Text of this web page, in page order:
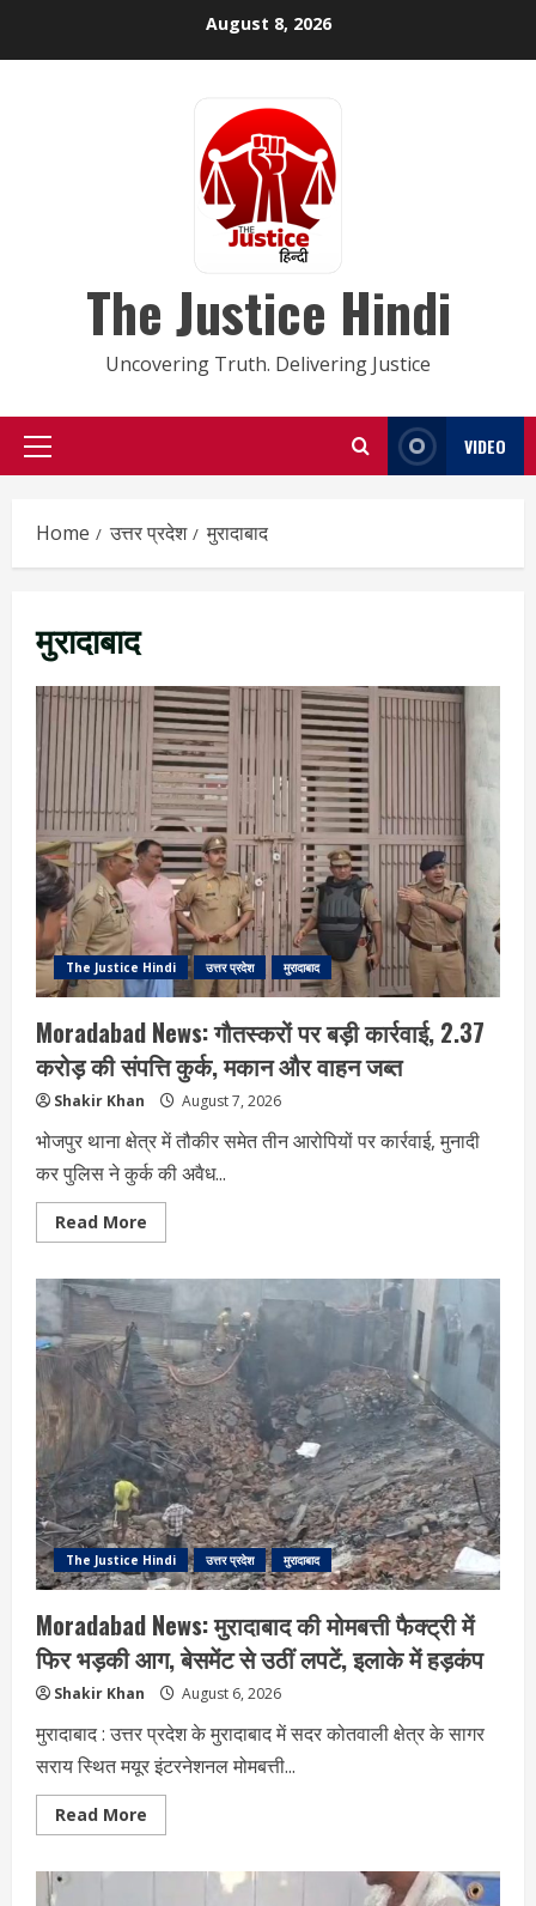
August 8, 2026
The Justice Hindi
Uncovering Truth. Delivering Justice
Primary
VIDEO
Home उत्तर प्रदेश मुरादाबाद
मुरादाबाद
The Justice Hindi उत्तर प्रदेश मुरादाबाद
Moradabad News: गौतस्करों पर बड़ी कार्रवाई, 2.37
करोड़ की संपत्ति कुर्क, मकान और वाहन जब्त
Shakir Khan August 7, 2026
भोजपुर थाना क्षेत्र में तौकीर समेत तीन आरोपियों पर कार्रवाई, मुनादी
कर पुलिस ने कुर्क की अवैध...
Read More
more
News:
गौतस्करों
पर
बड़ी
कार्रवाई,
2.37
करोड़
की
संपत्ति
कुर्क,
मकान
और
वाहन
जब्त
The Justice Hindi उत्तर प्रदेश मुरादाबाद
Moradabad News: मुरादाबाद की मोमबत्ती फैक्ट्री में
फिर भड़की आग, बेसमेंट से उठीं लपटें, इलाके में हड़कंप
Shakir Khan August 6, 2026
मुरादाबाद : उत्तर प्रदेश के मुरादाबाद में सदर कोतवाली क्षेत्र के सागर
सराय स्थित मयूर इंटरनेशनल मोमबत्ती...
Read More
more